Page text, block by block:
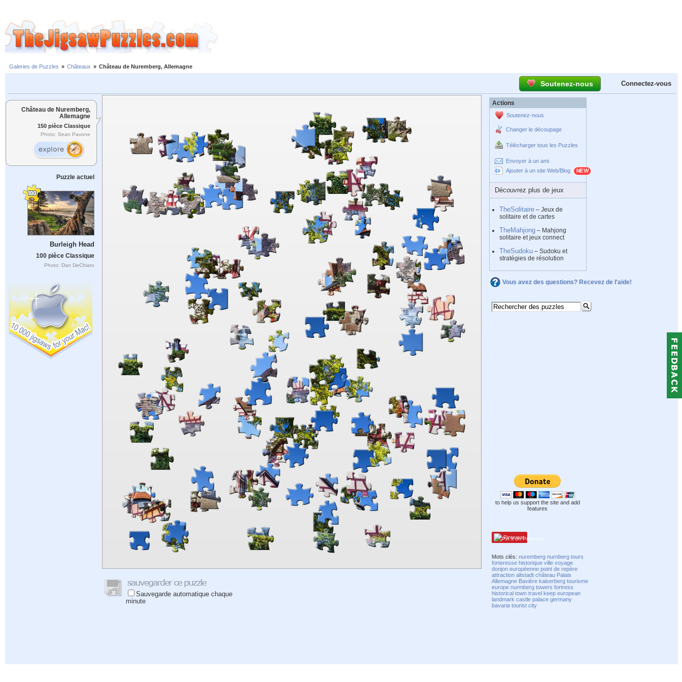
Galeries de Puzzles » Châteaux » Château de Nuremberg, Allemagne
Soutenez-nous Connectez-vous
Château de Nuremberg,
Allemagne
150 pièce Classique
Photo: Sean Pavone
Puzzle actuel
Burleigh Head
100 pièce Classique
Photo: Dan DeChiaro
Sauvegarde automatique chaque
minute
Actions
Soutenez-nous
Changer le découpage
Télécharger tous les Puzzles
Envoyer à un ami
Ajouter à un site Web/Blog
Découvrez plus de jeux
TheSolitaire – Jeux de
solitaire et de cartes
TheMahjong – Mahjong
solitaire et jeux connect
TheSudoku – Sudoku et
stratégies de résolution
Vous avez des questions? Recevez de l'aide!
to help us support the site and add
features
Pinterest
Mots clés:nuremberg nurnberg tours
forteresse historique ville voyage
donjon européenne point de repère
attraction altstadt château Palais
Allemagne Bavière kaiserberg tourisme
europe nurmberg towers fortress
historical town travel keep european
landmark castle palace germany
bavaria tourist city